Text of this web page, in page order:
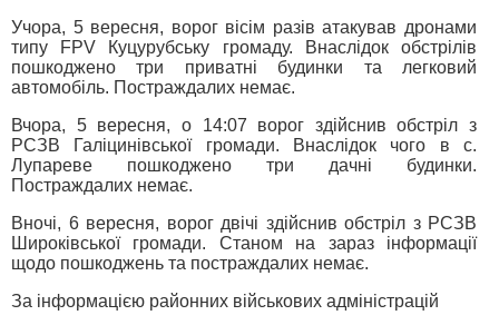
Учора, 5 вересня, ворог вісім разів атакував дронами
типу FPV Куцурубську громаду. Внаслідок обстрілів
пошкоджено три приватні будинки та легковий
автомобіль. Постраждалих немає.
Вчора, 5 вересня, о 14:07 ворог здійснив обстріл з
РСЗВ Галіцинівської громади. Внаслідок чого в с.
Лупареве пошкоджено три дачні будинки.
Постраждалих немає.
Вночі, 6 вересня, ворог двічі здійснив обстріл з РСЗВ
Широківської громади. Станом на зараз інформації
щодо пошкоджень та постраждалих немає.
За інформацією районних військових адміністрацій